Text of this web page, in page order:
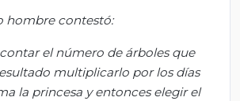
hombre contestó:
el número de árboles que
multiplicarlo por los días
la princesa y entonces elegir el